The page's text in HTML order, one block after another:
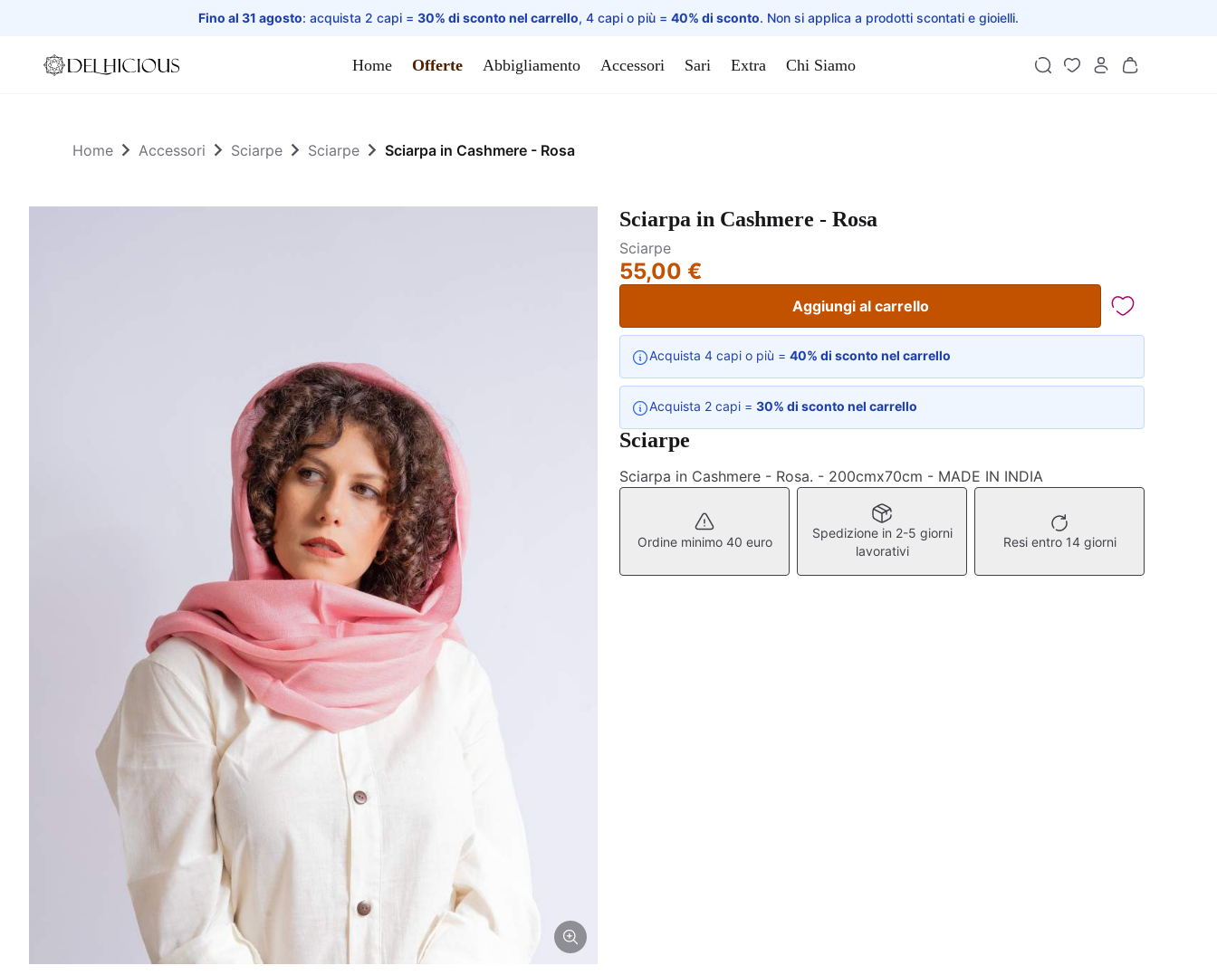
Fino al 31 agosto: acquista 2 capi = 30% di sconto nel carrello, 4 capi o più = 40% di sconto. Non si applica a prodotti scontati e gioielli.
Home
Home Offerte Abbigliamento Accessori Sari Extra Chi Siamo
Home Accessori Sciarpe Sciarpe Sciarpa in Cashmere - Rosa
Sciarpa in Cashmere - Rosa
Sciarpe
55,00 €
Aggiungi al carrello
Acquista 4 capi o più = 40% di sconto nel carrello
Acquista 2 capi = 30% di sconto nel carrello
Sciarpe
Sciarpa in Cashmere - Rosa. - 200cmx70cm - MADE IN INDIA
Ordine minimo 40 euro
Spedizione in 2-5 giorni
lavorativi
Resi entro 14 giorni